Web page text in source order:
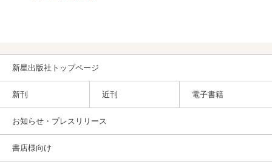
新星出版社トップページ
新刊 近刊 電子書籍
お知らせ・プレスリリース
書店様向け